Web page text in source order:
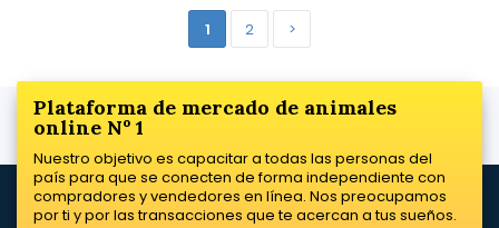
1 2 >
Plataforma de mercado de animales
online Nº 1
Nuestro objetivo es capacitar a todas las personas del
país para que se conecten de forma independiente con
compradores y vendedores en línea. Nos preocupamos
por ti y por las transacciones que te acercan a tus sueños.